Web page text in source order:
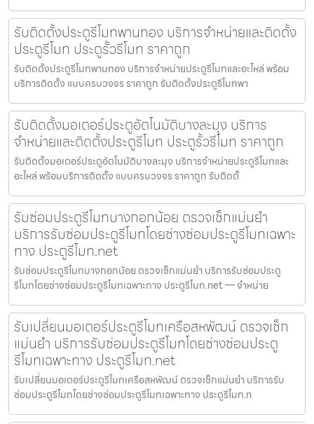
รับติดตั้งประตูรีโมทพานทอง บริการจำหน่ายและติดตั้ง
ประตูรีโมท ประตูรั้วรีโมท ราคาถูก
รับติดตั้งประตูรีโมทพานทอง บริการจำหน่ายประตูรีโมทและอะไหล่ พร้อม
บริการติดตั้ง แบบครบวงจร ราคาถูก รับติดตั้งประตูรีโมทพา
รับติดตั้งมอเตอร์ประตูอัตโนมัติบางละมุง บริการ
จำหน่ายและติดตั้งประตูรีโมท ประตูรั้วรีโมท ราคาถูก
รับติดตั้งมอเตอร์ประตูอัตโนมัติบางละมุง บริการจำหน่ายประตูรีโมทและ
อะไหล่ พร้อมบริการติดตั้ง แบบครบวงจร ราคาถูก รับติดตั้
รับซ่อมประตูรีโมทบางกอกน้อย ตรวจเช็กแม่นยำ
บริการรับซ่อมประตูรีโมทโดยช่างซ่อมประตูรีโมทเฉพาะ
ทาง ประตูรีโมท.net
รับซ่อมประตูรีโมทบางกอกน้อย ตรวจเช็กแม่นยำ บริการรับซ่อมประตู
รีโมทโดยช่างซ่อมประตูรีโมทเฉพาะทาง ประตูรีโมท.net — จำหน่าย
รับเปลี่ยนมอเตอร์ประตูรีโมทเครือสหพัฒน์ ตรวจเช็ก
แม่นยำ บริการรับซ่อมประตูรีโมทโดยช่างซ่อมประตู
รีโมทเฉพาะทาง ประตูรีโมท.net
รับเปลี่ยนมอเตอร์ประตูรีโมทเครือสหพัฒน์ ตรวจเช็กแม่นยำ บริการรับ
ซ่อมประตูรีโมทโดยช่างซ่อมประตูรีโมทเฉพาะทาง ประตูรีโมท.n